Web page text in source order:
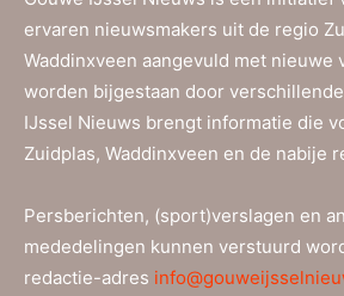
ervaren nieuwsmakers uit de regio
Waddinxveen aangevuld met nieuwe
worden bijgestaan door
IJssel Nieuws brengt informatie die
Zuidplas, Waddinxveen en de nabije
Persberichten, (sport)verslagen en
mededelingen kunnen verstuurd
redactie-adres